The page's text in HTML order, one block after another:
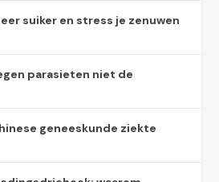
suiker en stress je zenuwen
parasieten niet de
geneeskunde ziekte